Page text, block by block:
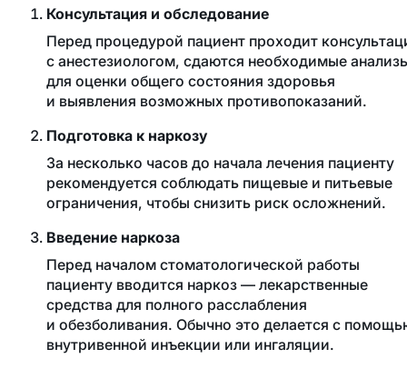
Консультация и обследование
Перед процедурой пациент проходит
с анестезиологом, сдаются необходимые
для оценки общего состояния здоровья
и выявления возможных противопоказаний.
Подготовка к наркозу
За несколько часов до начала лечения пациенту
рекомендуется соблюдать пищевые и питьевые
ограничения, чтобы снизить риск осложнений.
Введение наркоза
Перед началом стоматологической работы
пациенту вводится наркоз — лекарственные
средства для полного расслабления
и обезболивания. Обычно это делается с
внутривенной инъекции или ингаляции.